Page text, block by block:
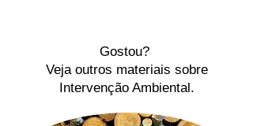
Gostou?
Veja outros materiais sobre
Intervenção Ambiental.